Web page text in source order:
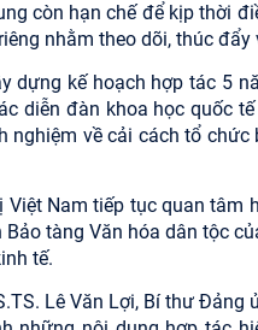
còn hạn chế để kịp thời
nhằm theo dõi, thúc
dựng kế hoạch hợp tác 5
diễn đàn khoa học quốc
nghiệm về cải cách tổ
Việt Nam tiếp tục quan
tàng Văn hóa dân tộc
tế.
Lê Văn Lợi, Bí thư